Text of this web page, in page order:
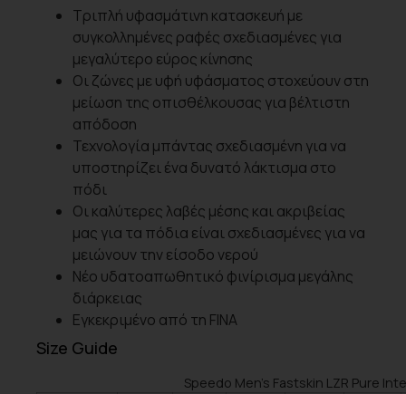
Τριπλή υφασμάτινη κατασκευή με
συγκολλημένες ραφές σχεδιασμένες για
μεγαλύτερο εύρος κίνησης
Οι ζώνες με υφή υφάσματος στοχεύουν στη
μείωση της οπισθέλκουσας για βέλτιστη
απόδοση
Τεχνολογία μπάντας σχεδιασμένη για να
υποστηρίζει ένα δυνατό λάκτισμα στο
πόδι
Οι καλύτερες λαβές μέσης και ακριβείας
μας για τα πόδια είναι σχεδιασμένες για να
μειώνουν την είσοδο νερού
Νέο υδατοαπωθητικό φινίρισμα μεγάλης
διάρκειας
Εγκεκριμένο από τη FINA
Size Guide
Speedo Men’s Fastskin LZR Pure